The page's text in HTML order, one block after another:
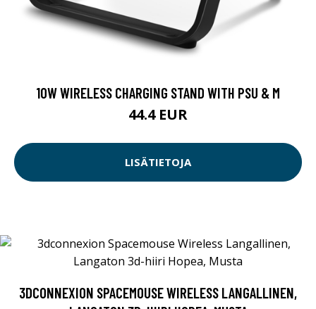
10W WIRELESS CHARGING STAND WITH PSU & M
44.4 EUR
LISÄTIETOJA
3DCONNEXION SPACEMOUSE WIRELESS LANGALLINEN,